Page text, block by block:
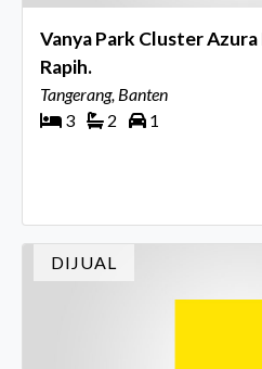
Vanya Park Cluster Azura
Rapih.
Tangerang, Banten
3
2 1
DIJUAL